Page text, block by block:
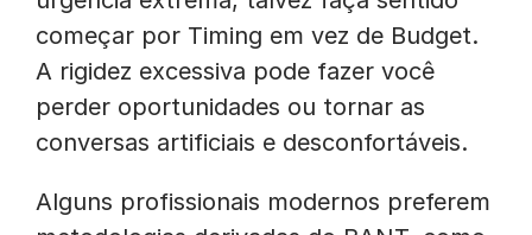
começar por Timing em vez de Budget.
A rigidez excessiva pode fazer você
perder oportunidades ou tornar as
conversas artificiais e desconfortáveis.
Alguns profissionais modernos preferem